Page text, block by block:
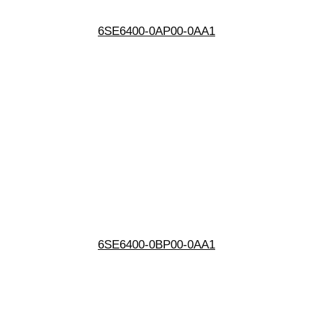
6SE6400-0AP00-0AA1
6SE6400-0BP00-0AA1